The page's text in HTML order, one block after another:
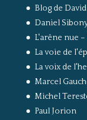
Blog de David
Daniel
L'arêne nue
La voie de
La voix de
Marcel
Michel
Paul Jorion